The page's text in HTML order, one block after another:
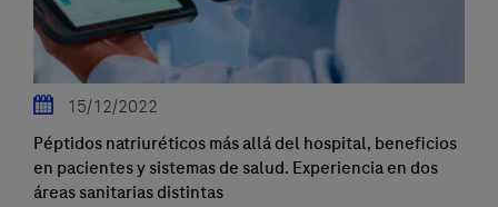
15/12/2022
Péptidos natriuréticos más allá del hospital, beneficios
en pacientes y sistemas de salud. Experiencia en dos
áreas sanitarias distintas